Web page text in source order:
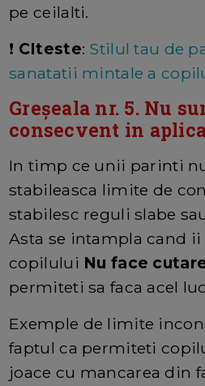
pe ceilalti.
❗ CIteste: Stilul tau de
sanatatii mintale a
Greșeala nr. 5. Nu
consecvent in
In timp ce unii parinti
stabileasca limite de
stabilesc reguli slabe
Asta se intampla cand
copilului Nu face
permiteti sa faca acel
Exemple de limite
faptul ca permiteti
joace cu mancarea din